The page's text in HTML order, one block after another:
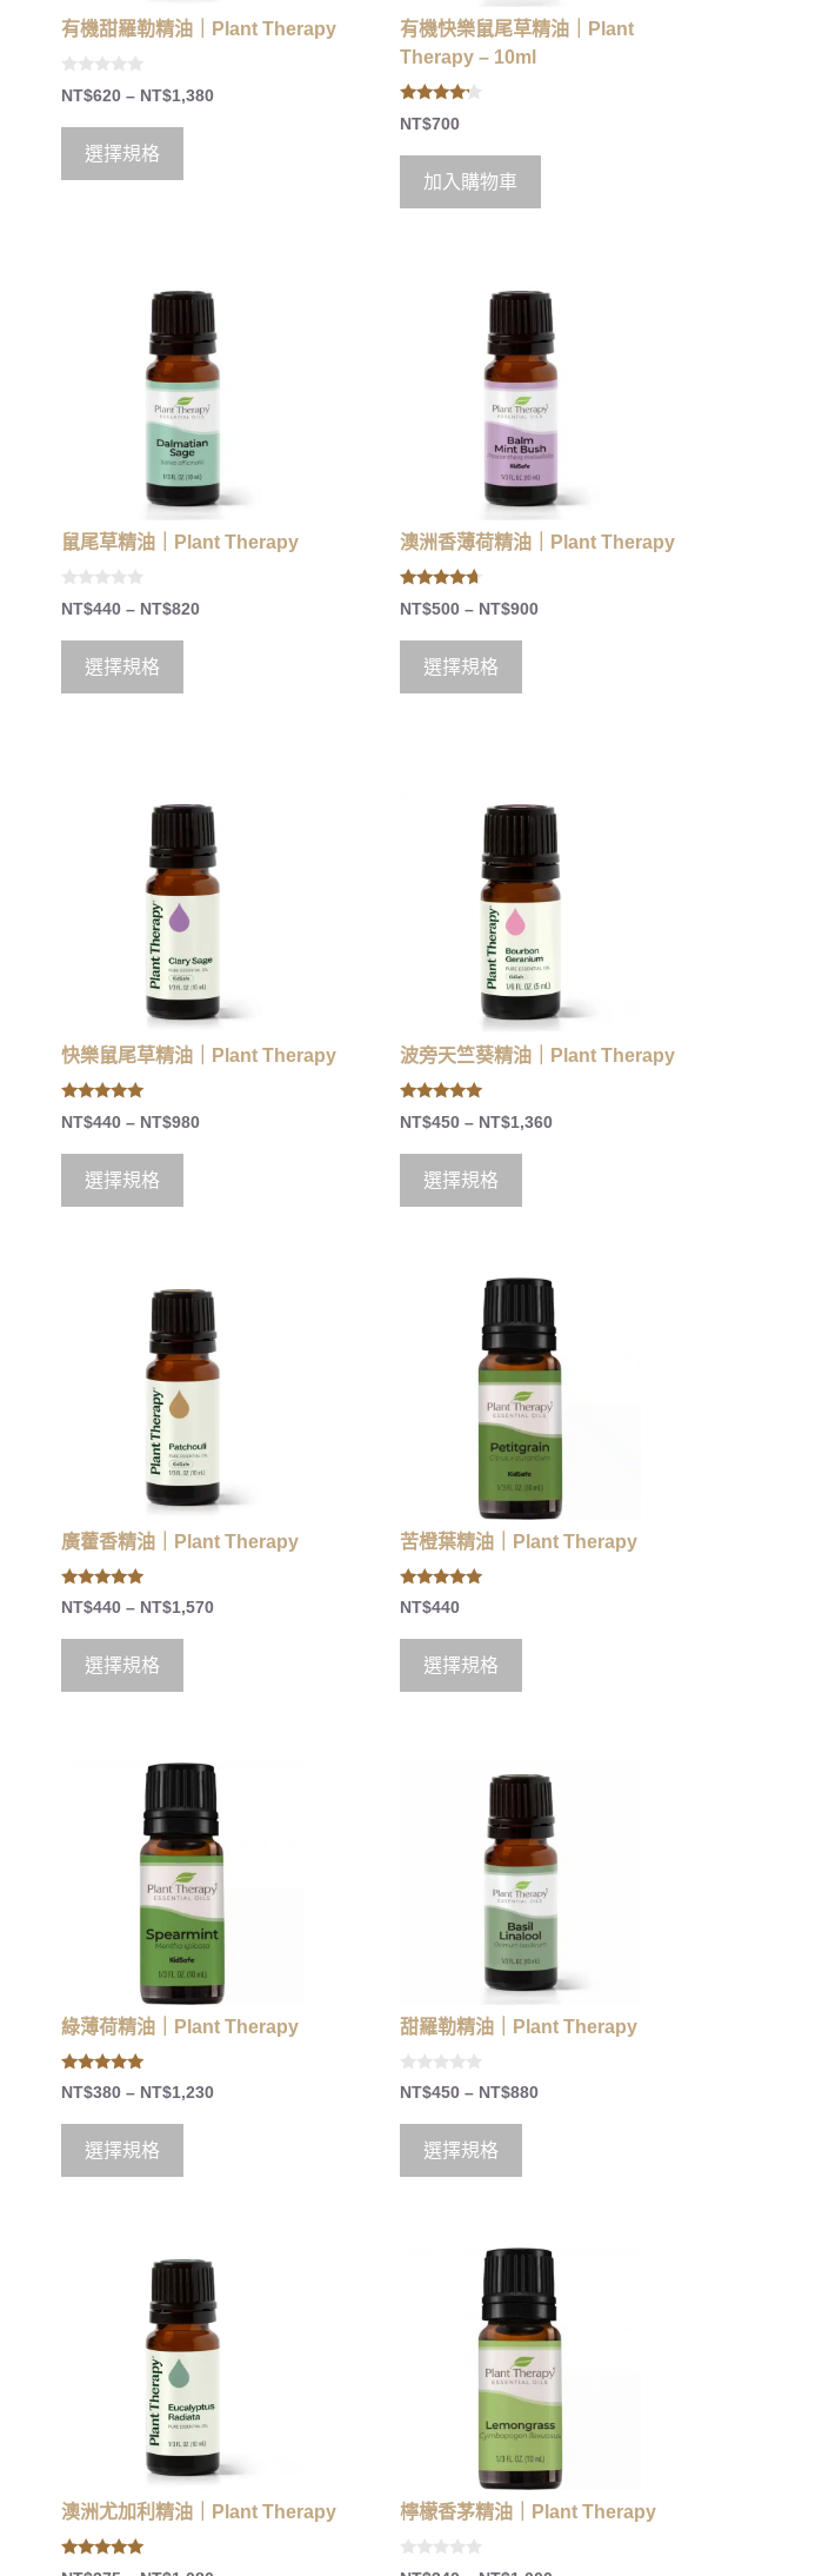
有機甜羅勒精油｜Plant Therapy
0
o
t
5
NT$620 – NT$1,380
選擇規格
有機快樂鼠尾草精油｜Plant
Therapy – 10ml
4.00
out of 5
NT$700
加入購物車
鼠尾草精油｜Plant Therapy
0
o
t
5
NT$440 – NT$820
選擇規格
澳洲香薄荷精油｜Plant Therapy
4.50
out of 5
NT$500 – NT$900
選擇規格
快樂鼠尾草精油｜Plant Therapy
5.00
out of 5
NT$440 – NT$980
選擇規格
波旁天竺葵精油｜Plant Therapy
5.00
out of 5
NT$450 – NT$1,360
選擇規格
廣藿香精油｜Plant Therapy
5.00
out of 5
NT$440 – NT$1,570
選擇規格
苦橙葉精油｜Plant Therapy
5.00
out of 5
NT$440
選擇規格
綠薄荷精油｜Plant Therapy
5.00
out of 5
NT$380 – NT$1,230
選擇規格
甜羅勒精油｜Plant Therapy
0
o
5
NT$450 – NT$880
選擇規格
澳洲尤加利精油｜Plant Therapy
5.00
檸檬香茅精油｜Plant Therapy
0